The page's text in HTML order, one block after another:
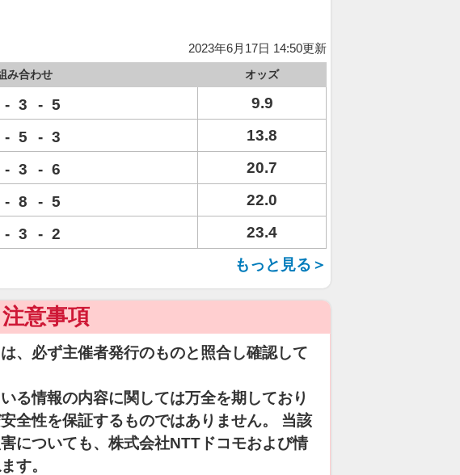
2023年6月17日 14:50更新
み合わせ オッズ
- 3 - 5
9.9
- 5 - 3
13.8
- 3 - 6
20.7
- 8 - 5
22.0
- 3 - 2
23.4
もっと見る＞
注意事項
、必ず主催者発行のものと照合し確認して
る情報の内容に関しては万全を期しており
全性を保証するものではありません。 当該
についても、株式会社NTTドコモおよび情
す。